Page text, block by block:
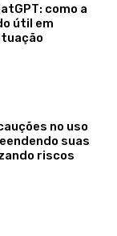
como a
útil em
no uso
suas
riscos